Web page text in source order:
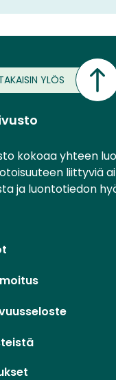
YLÖS
kokoaa yhteen
liittyviä
ja luontotiedon